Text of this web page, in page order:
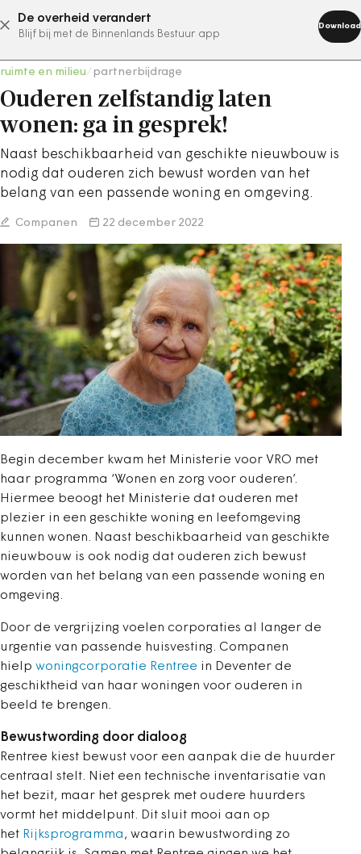
De overheid verandert
Blijf bij met de Binnenlands Bestuur app
Download
abonneer nu
ruimte en milieu partnerbijdrage
Ouderen zelfstandig laten
wonen: ga in gesprek!
Naast beschikbaarheid van geschikte nieuwbouw is
nodig dat ouderen zich bewust worden van het
belang van een passende woning en omgeving.
Companen 22 december 2022
Begin december kwam het Ministerie voor VRO met
haar programma ‘Wonen en zorg voor ouderen’.
Hiermee beoogt het Ministerie dat ouderen met
plezier in een geschikte woning en leefomgeving
kunnen wonen. Naast beschikbaarheid van geschikte
nieuwbouw is ook nodig dat ouderen zich bewust
worden van het belang van een passende woning en
omgeving.
Door de vergrijzing voelen corporaties al langer de
urgentie van passende huisvesting. Companen
hielp woningcorporatie Rentree in Deventer de
geschiktheid van haar woningen voor ouderen in
beeld te brengen.
Bewustwording door dialoog
Rentree kiest bewust voor een aanpak die de huurder
centraal stelt. Niet een technische inventarisatie van
het bezit, maar het gesprek met oudere huurders
vormt het middelpunt. Dit sluit mooi aan op
het Rijksprogramma, waarin bewustwording zo